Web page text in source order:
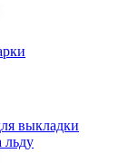
выкладки
льду